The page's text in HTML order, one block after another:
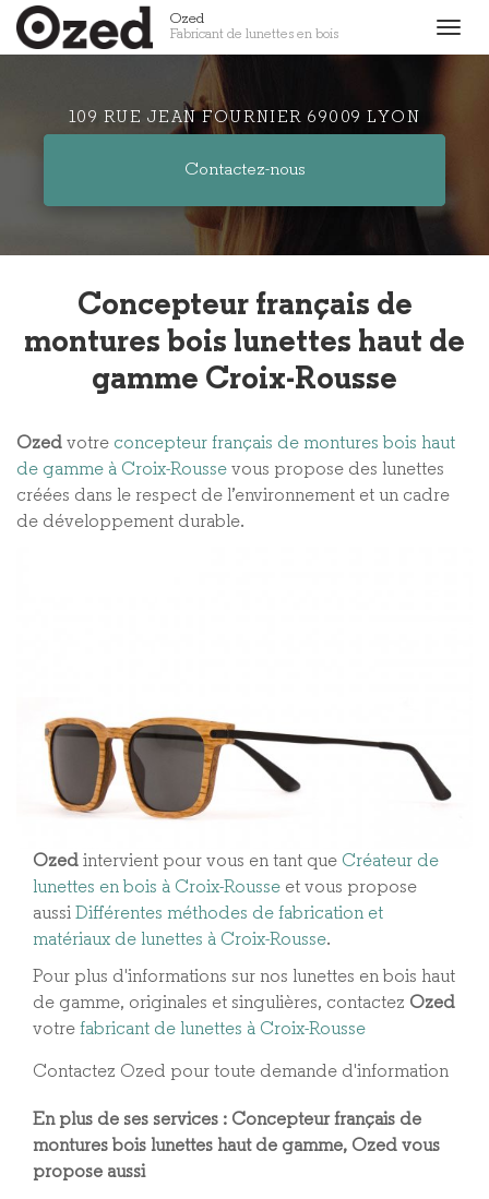
Aller
au
Ozed
Fabricant de lunettes en bois
109 RUE JEAN FOURNIER 69009 LYON
Contactez-nous
Concepteur français de
montures bois lunettes haut de
gamme Croix-Rousse
Ozed votre concepteur français de montures bois haut
de gamme à Croix-Rousse vous propose des lunettes
créées dans le respect de l’environnement et un cadre
de développement durable.
Ozed intervient pour vous en tant que Créateur de
lunettes en bois à Croix-Rousse et vous propose
aussi Différentes méthodes de fabrication et
matériaux de lunettes à Croix-Rousse​.
Pour plus d'informations sur nos lunettes en bois haut
de gamme, originales et singulières, contactez Ozed
votre fabricant de lunettes à Croix-Rousse
Contactez Ozed pour toute demande d'information
En plus de ses services : Concepteur français de
montures bois lunettes haut de gamme, Ozed vous
propose aussi